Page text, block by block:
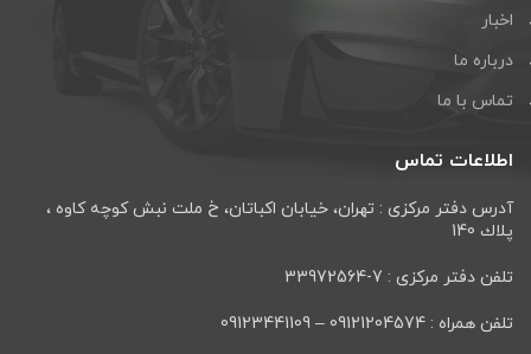
اخبار
درباره ما
تماس با ما
اطلاعات تماس
آدرس دفتر مرکزی : تهران، خيابان اكباتان، خ ملت نبش كوچه كاوه ،
پلاك 140
تلفن دفتر مرکزی : 7-33972564
تلفن همراه : 09121204574 – 09123441109